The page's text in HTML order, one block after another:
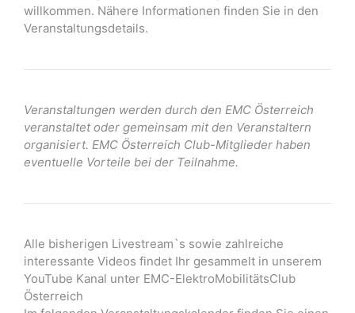
willkommen. Nähere Informationen finden Sie in den
Veranstaltungsdetails.
Veranstaltungen werden durch den EMC Österreich
veranstaltet oder gemeinsam mit den Veranstaltern
organisiert. EMC Österreich Club-Mitglieder haben
eventuelle Vorteile bei der Teilnahme.
Alle bisherigen Livestream`s sowie zahlreiche
interessante Videos findet Ihr gesammelt in unserem
YouTube Kanal unter EMC-ElektroMobilitätsClub
Österreich